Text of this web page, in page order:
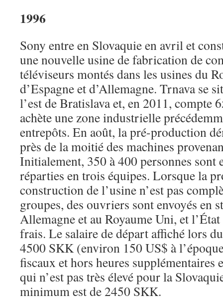
1996
Sony entre en Slovaquie en avril et
une nouvelle usine de fabrication de
téléviseurs montés dans les usines du
d’Espagne et d’Allemagne. Trnava se
l’est de Bratislava et, en 2011, compte
achète une zone industrielle
entrepôts. En août, la pré-production
près de la moitié des machines
Initialement, 350 à 400 personnes sont
réparties en trois équipes. Lorsque la
construction de l’usine n’est pas
groupes, des ouvriers sont envoyés en
Allemagne et au Royaume Uni, et
frais. Le salaire de départ affiché lors
4500 SKK (environ 150 US$ à
fiscaux et hors heures supplémentaires
qui n’est pas très élevé pour la
minimum est de 2450 SKK.